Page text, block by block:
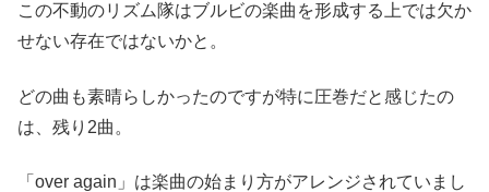
この不動のリズム隊はブルビの楽曲を形成する上では欠か
せない存在ではないかと。
どの曲も素晴らしかったのですが特に圧巻だと感じたの
は、残り2曲。
「over again」は楽曲の始まり方がアレンジされていまし